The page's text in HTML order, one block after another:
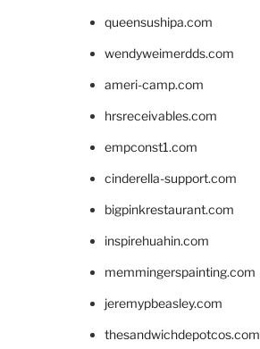
queensushipa.com
wendyweimerdds.com
ameri-camp.com
hrsreceivables.com
empconst1.com
cinderella-support.com
bigpinkrestaurant.com
inspirehuahin.com
memmingerspainting.com
jeremypbeasley.com
thesandwichdepotcos.com